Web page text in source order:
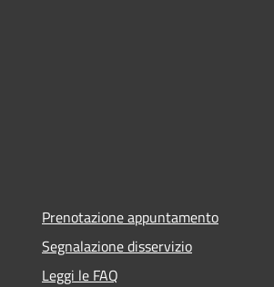
Prenotazione appuntamento
Segnalazione disservizio
Leggi le FAQ